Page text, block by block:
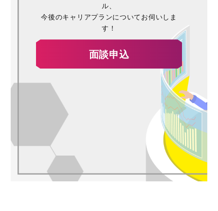
ル、
今後のキャリアプランについてお伺いしま
す！
面談申込